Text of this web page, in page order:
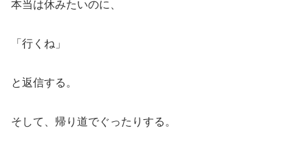
本当は休みたいのに、
「行くね」
と返信する。
そして、帰り道でぐったりする。